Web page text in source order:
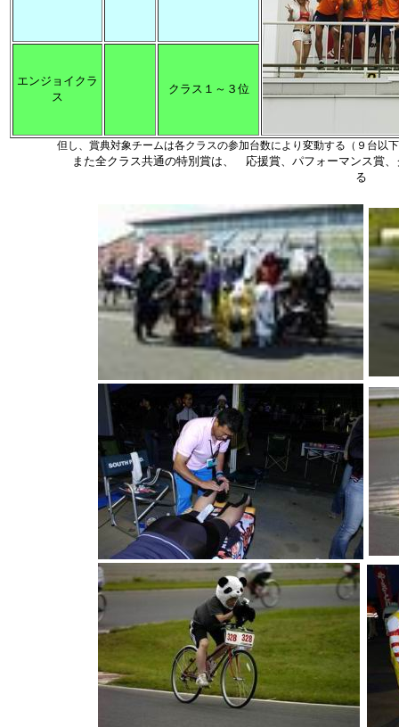
エンジョイクラ
ス
クラス１～３位
但し、賞典対象チームは各クラスの参加台数により変動する（９台以
また全クラス共通の特別賞は、 応援賞、パフォーマンス賞、ク
る